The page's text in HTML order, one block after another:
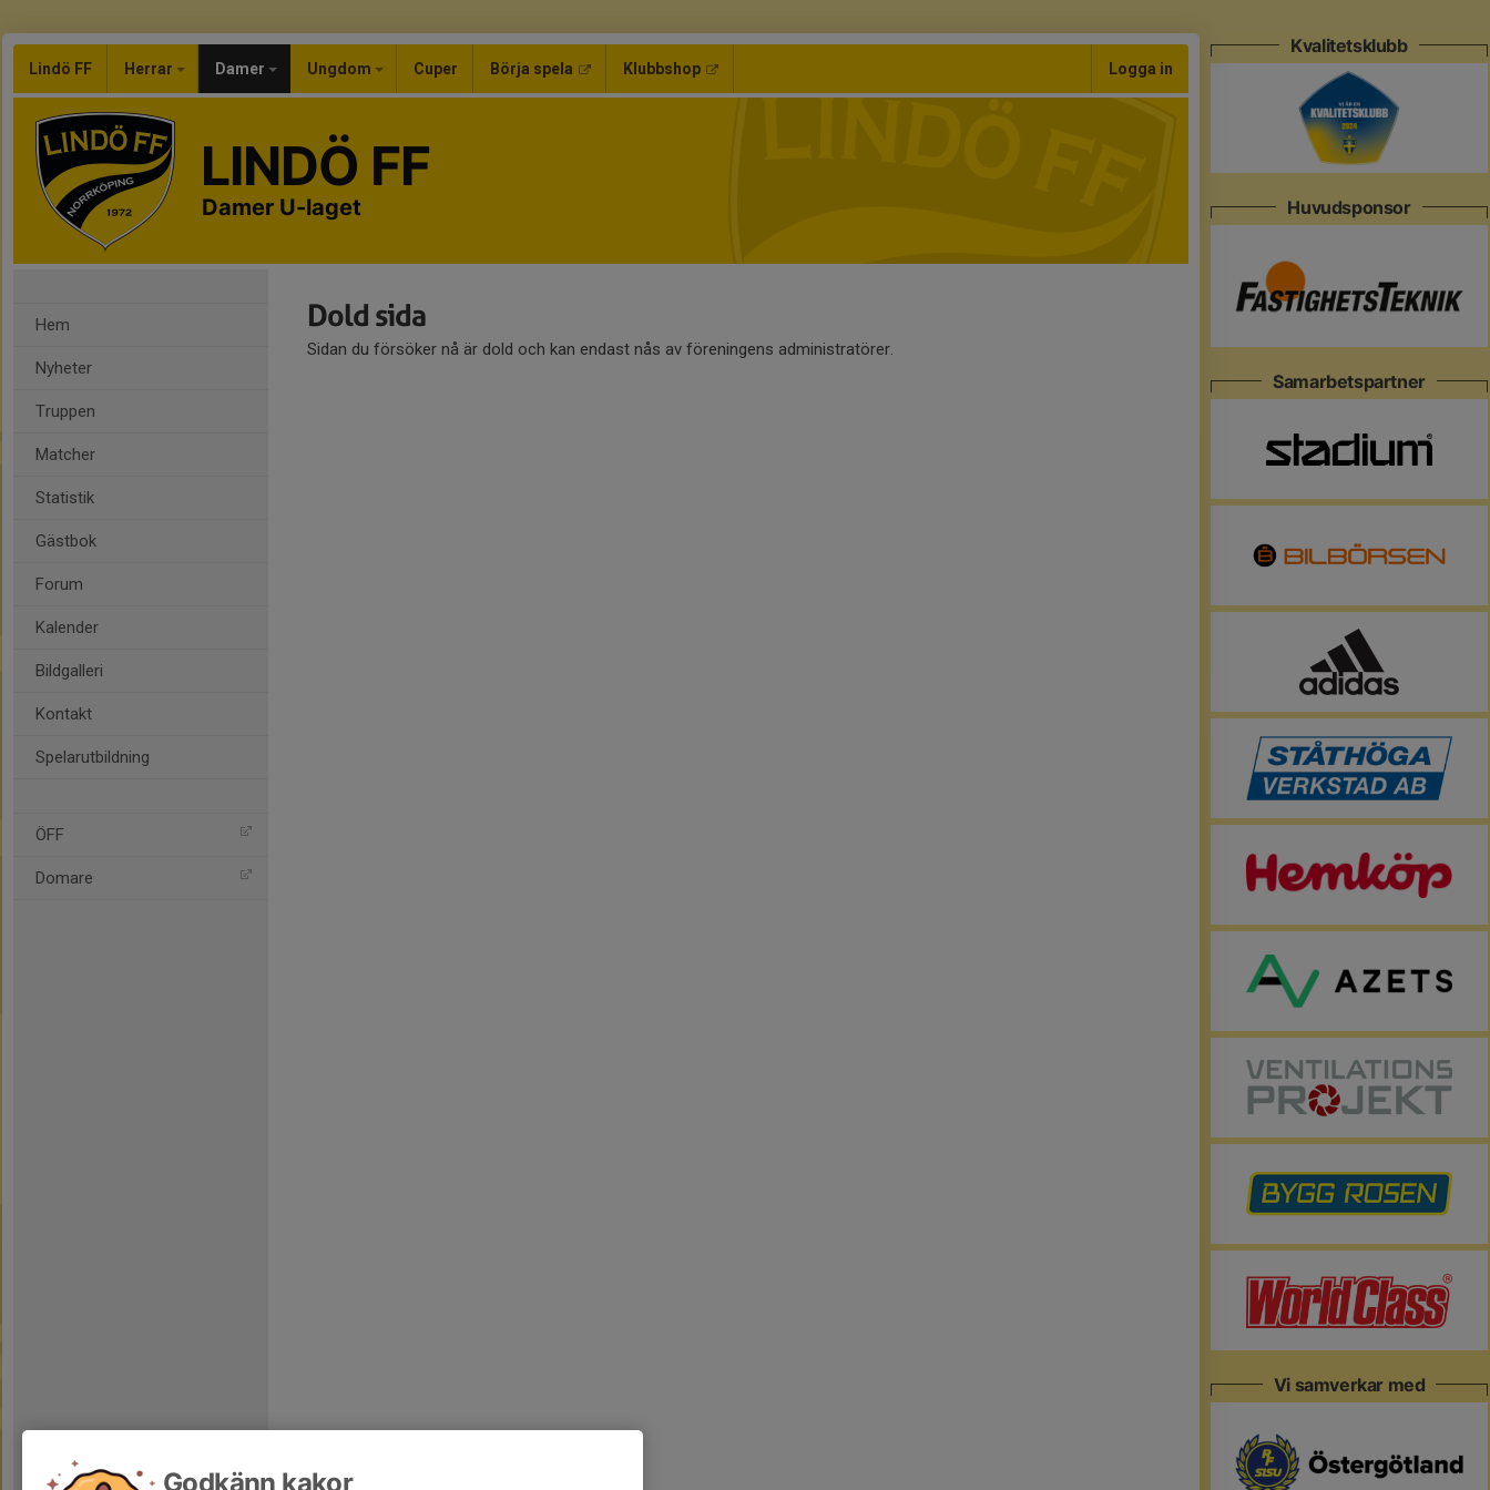
Lindö FF Herrar Damer Ungdom Cuper Börja spela Klubbshop Logga in
LINDÖ FF
Damer U-laget
Hem
Nyheter
Truppen
Matcher
Statistik
Gästbok
Forum
Kalender
Bildgalleri
Kontakt
Spelarutbildning
ÖFF
Domare
Dold sida
Sidan du försöker nå är dold och kan endast nås av föreningens administratörer.
Kvalitetsklubb
Huvudsponsor
Samarbetspartner
Vi samverkar med
Godkänn kakor